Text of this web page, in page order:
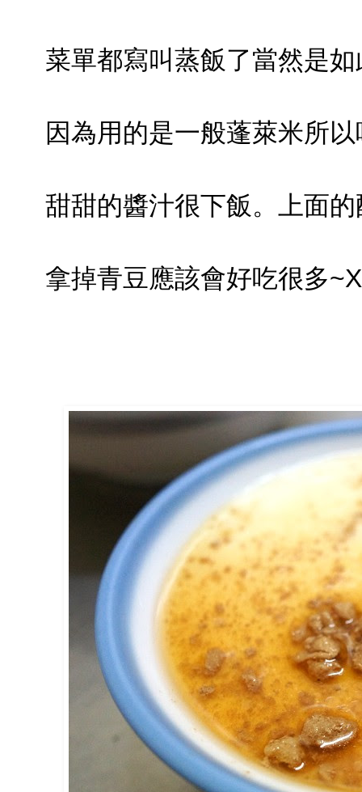
菜單都寫叫蒸飯了當然是
因為用的是一般蓬萊米所
甜甜的醬汁很下飯。上面
拿掉青豆應該會好吃很多